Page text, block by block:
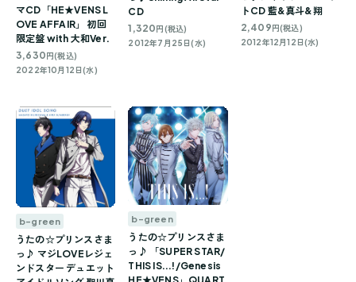
マCD「HE★VENS L
OVE AFFAIR」 初回
限定盤 with 大和Ver.
3,630円(税込)
2022年10月12日(水)
CD
1,320円(税込)
2012年7月25日(水)
トCD 藍&真斗&翔
2,409 円(税込)
2012年12月12日(水)
b-green
うたの☆プリンスさま
っ♪ マジLOVEレジェ
ンドスター デュエット
b-green
うたの☆プリンスさま
っ♪ 「SUPER STAR/
THIS IS...!/Genesis